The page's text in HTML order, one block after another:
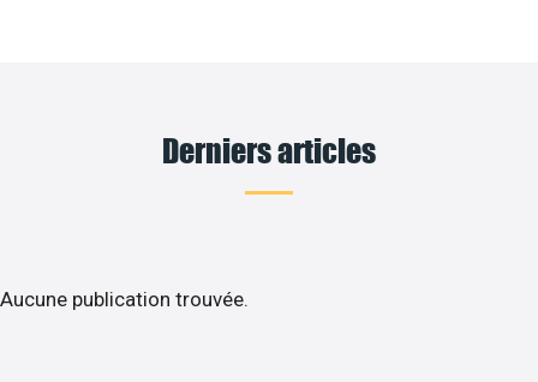
Derniers articles
Aucune publication trouvée.